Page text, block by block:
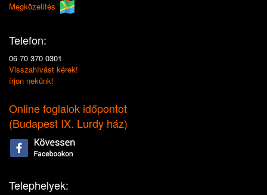
Megközelítés
Telefon:
06 70 370 0301
Visszahívást kérek!
írjon nekünk!
Online foglalok időpontot
(Budapest IX. Lurdy ház)
Telephelyek: